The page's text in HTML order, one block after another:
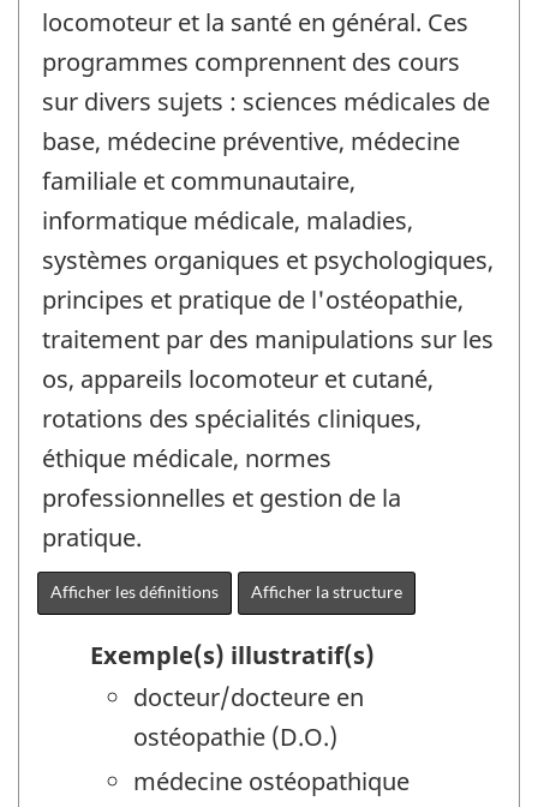
locomoteur et la santé en général. Ces
programmes comprennent des cours
sur divers sujets : sciences médicales de
base, médecine préventive, médecine
familiale et communautaire,
informatique médicale, maladies,
systèmes organiques et psychologiques,
principes et pratique de l'ostéopathie,
traitement par des manipulations sur les
os, appareils locomoteur et cutané,
rotations des spécialités cliniques,
éthique médicale, normes
professionnelles et gestion de la
pratique.
Afficher les définitions Afficher la structure
Exemple(s) illustratif(s)
docteur/docteure en
ostéopathie (D.O.)
médecine ostéopathique